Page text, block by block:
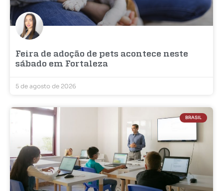
Feira de adoção de pets acontece neste
sábado em Fortaleza
5 de agosto de 2026
BRASIL